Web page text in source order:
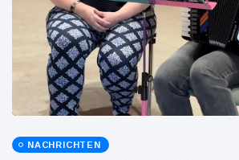
NACHRICHTEN